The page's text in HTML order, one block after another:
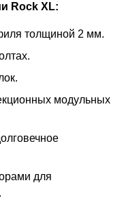
Rock XL:
толщиной 2 мм.
модульных
для